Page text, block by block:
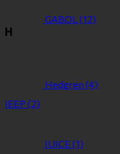
GABOL(12)
H
Hedgren (4)
JEEP (2)
JUICE (1)